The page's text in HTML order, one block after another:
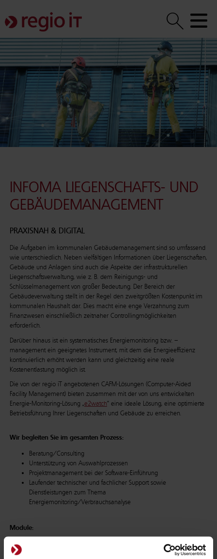
INFOMA LIEGENSCHAFTS- UND
GEBÄUDEMANAGEMENT
PRAXISNAH & DIGITAL
Die Aufgaben im kommunalen Gebäudemanagement sind so umfassend
wie unterschiedlich. Neben vielfältigen Informationen über Liegenschaften,
Gebäude und Anlagen sind auch die Aspekte der infrastrukturellen
Liegenschaftsverwaltung, wie z. B. dem Reinigungs- und
Schlüsselmanagement von großer Bedeutung. Der Bereich der
Gebäudeverwaltung stellt in der Regel den zweitgrößten Kostenpunkt im
kommunalen Haushalt dar. Dies macht eine enge Verzahnung zum
Finanzwesen einschließlich zeitnaher Controllingmöglichkeiten
erforderlich.
Darüber hinaus ist ein systematisches Energiemonitoring bzw. –
management ein geeignetes Instrument, mit dem die Energieeffizienz
kontinuierlich erhöht werden kann und gleichzeitig eine reale
Kostenentlastung möglich ist.
Die von der regio iT angebotenen CAFM-Lösungen (Computer-Aided
Facility Management) bieten zusammen mit der von uns entwickelten
Energie-Monitoring-Lösung „e2watch“ eine ideale Lösung, eine optimierte
Betriebsführung Ihrer Liegenschaften und Gebäude zu erreichen.
Wir begleiten Sie im gesamten Prozess:
Beratung/Consulting
Unterstützung von Auswahlprozessen
Projektmanagement bei der Software-Einführung
Laufender technischer und fachlicher Support sowie
Dienstleistungen zum Thema
Energiemonitoring/Verbrauchsanalyse
Module: